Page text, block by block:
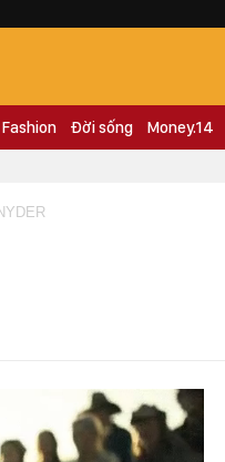
Đời sống Money.14